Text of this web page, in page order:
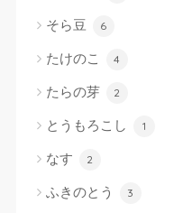
そら豆 6
たけのこ 4
たらの芽 2
とうもろこし 1
なす 2
ふきのとう 3